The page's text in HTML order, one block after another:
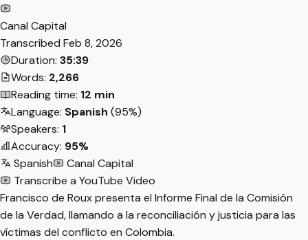
Canal Capital
Transcribed Feb 8, 2026
Duration: 35:39
Words: 2,266
Reading time: 12 min
Language: Spanish (95%)
Speakers: 1
Accuracy: 95%
Spanish
Canal Capital
Transcribe a YouTube Video
Francisco de Roux presenta el Informe Final de la Comisión
de la Verdad, llamando a la reconciliación y justicia para las
víctimas del conflicto en Colombia.